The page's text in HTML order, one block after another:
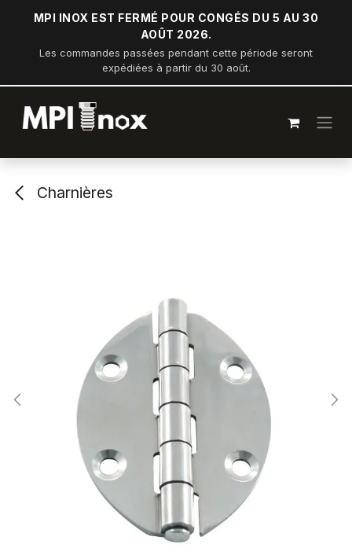
Se rendre au contenu
MPI INOX EST FERMÉ POUR CONGÉS DU 5 AU 30
AOÛT 2026.
Les commandes passées pendant cette période seront
expédiées à partir du 30 août.
Charnières